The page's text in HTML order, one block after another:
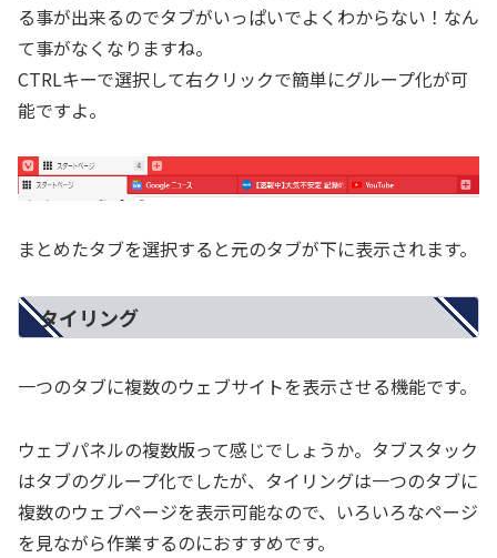
る事が出来るのでタブがいっぱいでよくわからない！なん
て事がなくなりますね。
CTRLキーで選択して右クリックで簡単にグループ化が可
能ですよ。
まとめたタブを選択すると元のタブが下に表示されます。
タイリング
一つのタブに複数のウェブサイトを表示させる機能です。
ウェブパネルの複数版って感じでしょうか。タブスタック
はタブのグループ化でしたが、タイリングは一つのタブに
複数のウェブページを表示可能なので、いろいろなページ
を見ながら作業するのにおすすめです。